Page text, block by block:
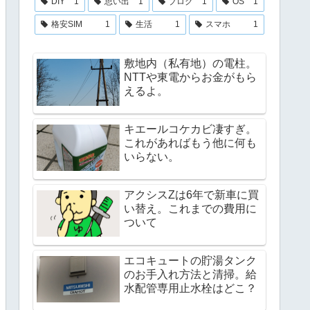
格安SIM 1 生活 1 スマホ 1
敷地内（私有地）の電柱。
NTTや東電からお金がもら
えるよ。
キエールコケカビ凄すぎ。
これがあればもう他に何も
いらない。
アクシスZは6年で新車に買
い替え。これまでの費用に
ついて
エコキュートの貯湯タンク
のお手入れ方法と清掃。給
水配管専用止水栓はどこ？